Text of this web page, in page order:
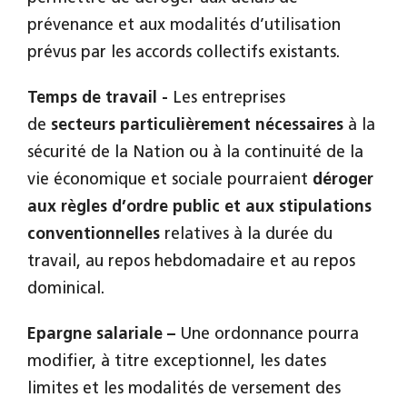
prévenance et aux modalités d’utilisation
prévus par les accords collectifs existants.
Temps de travail - Les entreprises
de secteurs particulièrement nécessaires à la
sécurité de la Nation ou à la continuité de la
vie économique et sociale pourraient déroger
aux règles d’ordre public et aux stipulations
conventionnelles relatives à la durée du
travail, au repos hebdomadaire et au repos
dominical.
Epargne salariale – Une ordonnance pourra
modifier, à titre exceptionnel, les dates
limites et les modalités de versement des